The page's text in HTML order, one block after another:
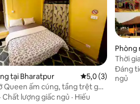
5, 5 đánh giá
tại Bharatpur Xếp hạng trung
5,0 (3)
Queen ấm cúng, tầng trệt gần
· Chất lượng giấc ngủ · Hiếu
Phòng
Đáng
ngủ